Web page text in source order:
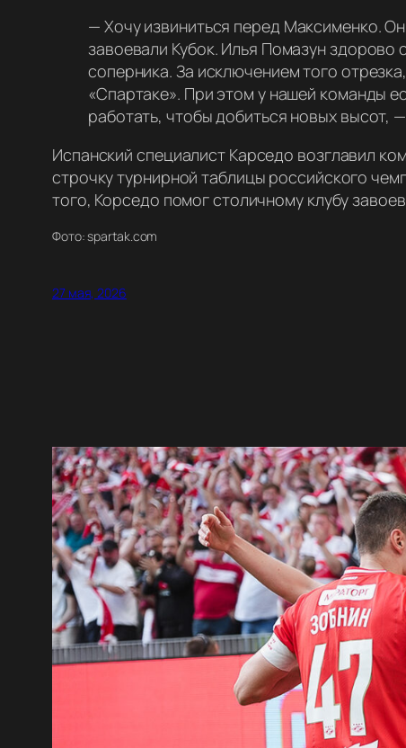
— Хочу извиниться перед Максименко.
завоевали Кубок. Илья Помазун
соперника. За исключением того
«Спартаке». При этом у нашей команды
работать, чтобы добиться новых высот,
Испанский специалист Карседо возглавил
строчку турнирной таблицы российского
того, Корседо помог столичному клубу
Фото: spartak.com
27 мая, 2026